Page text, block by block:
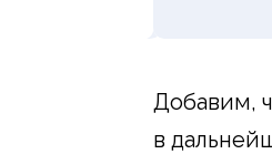
Добавим,
в